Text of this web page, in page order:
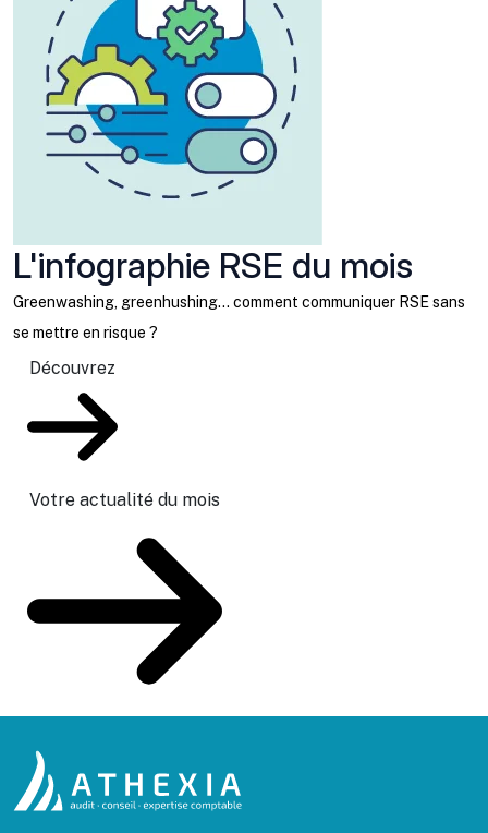
L'infographie RSE du mois
Greenwashing, greenhushing… comment communiquer RSE sans
se mettre en risque ?
Découvrez
Votre actualité du mois